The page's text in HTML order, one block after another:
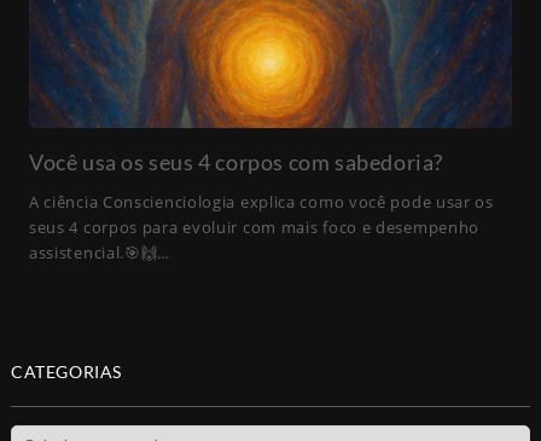
Você usa os seus 4 corpos com sabedoria?
A ciência Conscienciologia explica como você pode usar os
seus 4 corpos para evoluir com mais foco e desempenho
assistencial.🎯🙌…
CATEGORIAS
Categorias